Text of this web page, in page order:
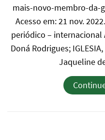
mais-novo-membro-da-
Acesso em: 21 nov.
periódico – internacional
Doná Rodrigues;
Jaqueline